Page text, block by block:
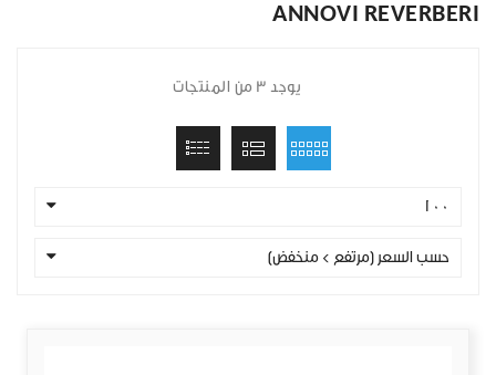
ANNOVI REVERBERI
يوجد 3 من المنتجات
100
حسب السعر (مرتفع > منخفض)